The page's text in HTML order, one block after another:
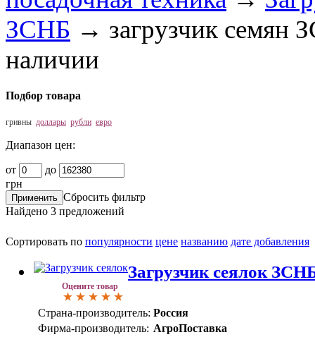
ЗСНБ → загрузчик
наличии
Подбор товара
гривны доллары рубли евро
Диапазон цен:
от
до
грн
Сбросить фильтр
Найдено 3 предложений
Сортировать по популярности цене названию дате добавления
Оцените товар
Загрузчик сеялок
Страна-производитель: Россия
Фирма-производитель: АгроПоставка